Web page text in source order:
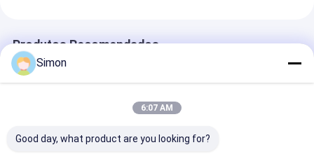
Produtos Recomendados
Simon
6:07 AM
Good day, what product are you looking for?